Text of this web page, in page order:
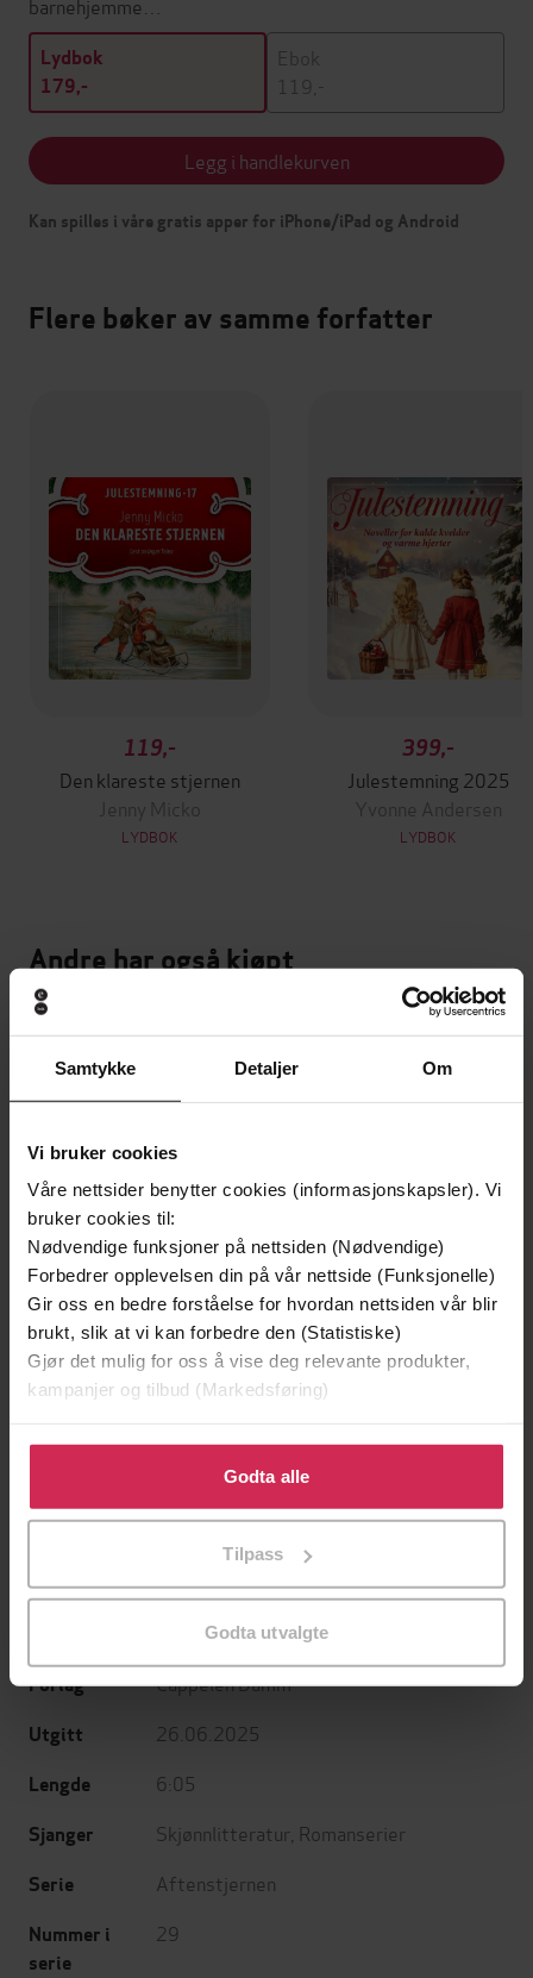
Samtykke Detaljer Om
Vi bruker cookies
Våre nettsider benytter cookies (informasjonskapsler). Vi
bruker cookies til:
Nødvendige funksjoner på nettsiden (Nødvendige)
Forbedrer opplevelsen din på vår nettside (Funksjonelle)
Gir oss en bedre forståelse for hvordan nettsiden vår blir
brukt, slik at vi kan forbedre den (Statistiske)
Gjør det mulig for oss å vise deg relevante produkter,
kampanjer og tilbud (Markedsføring)
Klikk på «Godta alle» for å gi oss ditt samtykke til å
bruke cookies for alle disse formålene. Du kan også
tilpasse ditt samtykke til spesifikke formål ved å klikke
Godta alle
Tilpass
Godta utvalgte
barnehjemme…
Lydbok
179,-
Ebok
119,-
Legg i handlekurven
Kan spilles i våre gratis apper for iPhone/iPad og Android
Flere bøker av samme forfatter
119,-
Den klareste stjernen
Jenny Micko
LYDBOK
399,-
Julestemning 2025
Yvonne Andersen
LYDBOK
Andre har også kjøpt
129,-
Jo Nesbø
Jørn Lier Horst
Forfattere Jenny Micko(forfatter),Mai Elise
Solberg(innleser)
Forlag Cappelen Damm
Utgitt 26.06.2025
Lengde 6:05
Sjanger Skjønnlitteratur Romanserier
Serie Aftenstjernen
Nummer i
serie
29